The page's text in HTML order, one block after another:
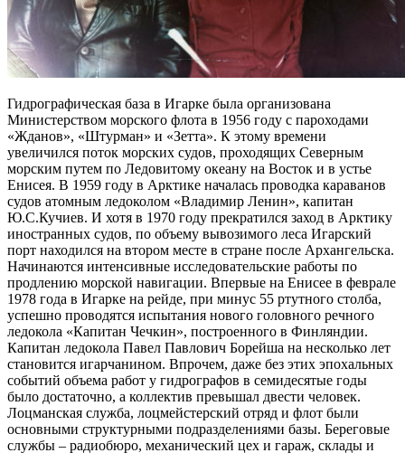
Гидрографическая база в Игарке была организована
Министерством морского флота в 1956 году с пароходами
«Жданов», «Штурман» и «Зетта». К этому времени
увеличился поток морских судов, проходящих Северным
морским путем по Ледовитому океану на Восток и в устье
Енисея. В 1959 году в Арктике началась проводка караванов
судов атомным ледоколом «Владимир Ленин», капитан
Ю.С.Кучиев. И хотя в 1970 году прекратился заход в Арктику
иностранных судов, по объему вывозимого леса Игарский
порт находился на втором месте в стране после Архангельска.
Начинаются интенсивные исследовательские работы по
продлению морской навигации. Впервые на Енисее в феврале
1978 года в Игарке на рейде, при минус 55 ртутного столба,
успешно проводятся испытания нового головного речного
ледокола «Капитан Чечкин», построенного в Финляндии.
Капитан ледокола Павел Павлович Борейша на несколько лет
становится игарчанином. Впрочем, даже без этих эпохальных
событий объема работ у гидрографов в семидесятые годы
было достаточно, а коллектив превышал двести человек.
Лоцманская служба, лоцмейстерский отряд и флот были
основными структурными подразделениями базы. Береговые
службы – радиобюро, механический цех и гараж, склады и